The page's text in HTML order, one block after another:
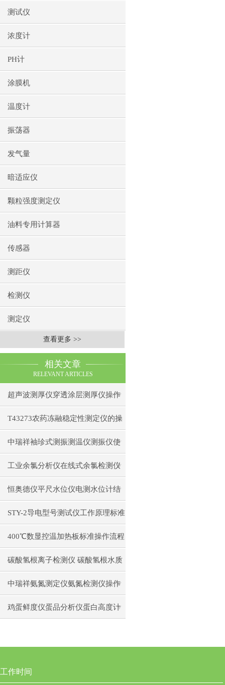
测试仪
浓度计
PH计
涂膜机
温度计
振荡器
发气量
暗适应仪
颗粒强度测定仪
油料专用计算器
传感器
测距仪
检测仪
测定仪
查看更多 >>
相关文章
RELEVANT ARTICLES
超声波测厚仪穿透涂层测厚仪操作
前准备操作步骤
T43273农药冻融稳定性测定仪的操
作使用
中瑞祥袖珍式测振测温仪测振仪使
用注意事项工作原理
工业余氯分析仪在线式余氯检测仪
日常维护注意事项安装与接线步骤
恒奥德仪平尺水位仪电测水位计结
构原理操作使用
STY-2导电型号测试仪工作原理标准
操作流程
400℃数显控温加热板标准操作流程
碳酸氢根离子检测仪 碳酸氢根水质
测定仪操作使用
中瑞祥氨氮测定仪氨氮检测仪操作
前准备使用注意事项
鸡蛋鲜度仪蛋品分析仪蛋白高度计
工作时间